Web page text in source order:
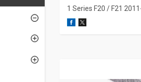
1 Series F20 / F21